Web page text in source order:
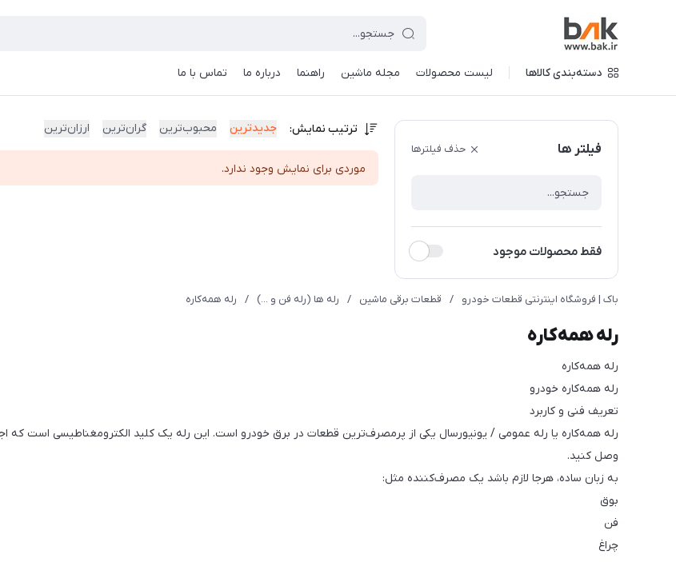
دسته‌بندی کالاها لیست محصولات مجله ماشین راهنما درباره ما تماس با ما
فیلتر ها حذف فیلترها
فقط محصولات موجود
ترتیب نمایش: جدیدترین محبوب‌ترین گران‌ترین ارزان‌ترین
موردی برای نمایش وجود ندارد.
باک | فروشگاه اینترنتی قطعات خودرو / قطعات برقی ماشین / رله ها (رله فن و ...) / رله‌ همه‌کاره
رله‌ همه‌کاره
رله‌ همه‌کاره
رله همه‌کاره خودرو
تعریف فنی و کاربرد
رله همه‌کاره یا رله عمومی / یونیورسال یکی از پرمصرف‌ترین قطعات در برق خودرو است. این رله یک کلید الکترومغناطیسی است که
وصل کنید.
به زبان ساده، هرجا لازم باشد یک مصرف‌کننده مثل:
بوق
فن
چراغ